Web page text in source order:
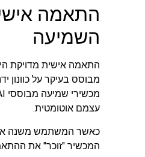
התאמה
השמיעה
התאמה אישית מדויקת
מבוסס בעיקר על כוונון
עצמם אוטומטית.
כאשר המשתמש משנה את
המכשיר "זוכר" את